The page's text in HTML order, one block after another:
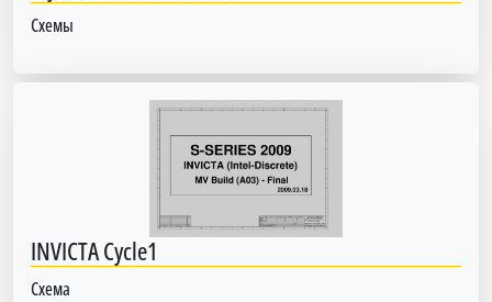
Схемы
INVICTA Cycle1
Схема